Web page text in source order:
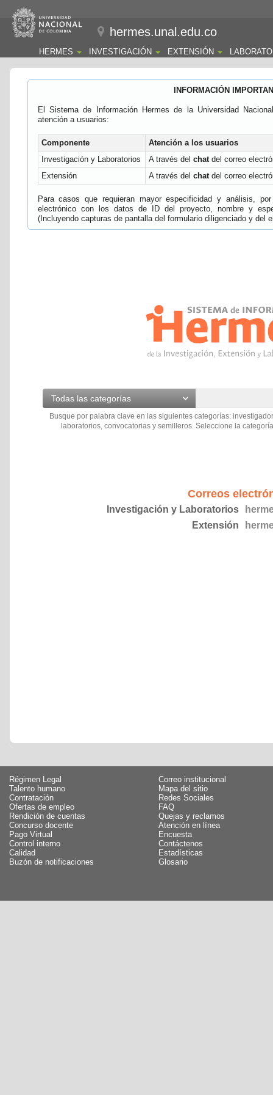
hermes.unal.edu.co
HERMES INVESTIGACIÓN EXTENSIÓN
INFORMACIÓN
El Sistema de Información Hermes de la Universidad
atención a usuarios:
Componente
Atención a los usuarios
Investigación y Laboratorios
A través del chatdel correo
Extensión
A través del chatdel correo
Para casos que requieran mayor especificidad y análisis,
electrónico con los datos de ID del proyecto, nombre y
(Incluyendo capturas de pantalla del formulario diligenciado y del
Todas las categorías
Busque por palabra clave en las siguientes categorías:
laboratorios, convocatorias y semilleros. Seleccione la
Correos
Investigación y Laboratorios
Extensión
Régimen Legal
Talento humano
Contratación
Ofertas de empleo
Rendición de cuentas
Concurso docente
Pago Virtual
Control interno
Calidad
Buzón de notificaciones
Correo institucional
Mapa del sitio
Redes Sociales
FAQ
Quejas y reclamos
Atención en línea
Encuesta
Contáctenos
Estadísticas
Glosario